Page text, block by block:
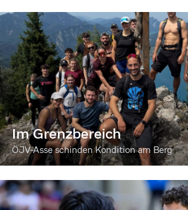
Im Grenzbereich
ÖJV-Asse schinden Kondition am Berg